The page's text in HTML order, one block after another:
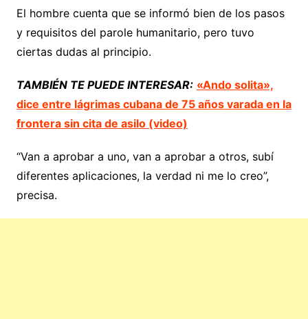
El hombre cuenta que se informó bien de los pasos
y requisitos del parole humanitario, pero tuvo
ciertas dudas al principio.
TAMBIÉN TE PUEDE INTERESAR: «Ando solita»,
dice entre lágrimas cubana de 75 años varada en la
frontera sin cita de asilo (video)
“Van a aprobar a uno, van a aprobar a otros, subí
diferentes aplicaciones, la verdad ni me lo creo”,
precisa.